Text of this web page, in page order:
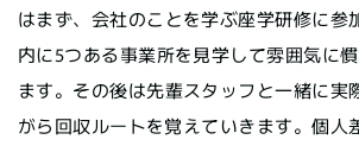
はまず、会社のことを学ぶ座学研修に参
内に5つある事業所を見学して雰囲気に
ます。その後は先輩スタッフと一緒に実
がら回収ルートを覚えていきます。個人